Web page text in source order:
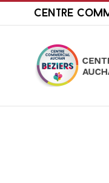
Passer
Centre